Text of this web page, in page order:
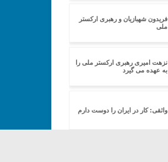
فریدون شهبازیان و رهبری ارکستر
ملی
نزهت امیری رهبری ارکستر ملی را
به عهده می گیرد
واثقی: کار در ایران را دوست دارم